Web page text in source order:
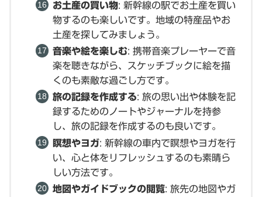
お土産の買い物: 新幹線の駅でお土産を買い
物するのも楽しいです。地域の特産品やお
土産を探してみましょう。
音楽や絵を楽しむ: 携帯音楽プレーヤーで音
楽を聴きながら、スケッチブックに絵を描
くのも素敵な過ごし方です。
旅の記録を作成する: 旅の思い出や体験を記
録するためのノートやジャーナルを持参
し、旅の記録を作成するのも良いです。
瞑想やヨガ: 新幹線の車内で瞑想やヨガを行
い、心と体をリフレッシュするのも素晴ら
しい方法です。
地図やガイドブックの閲覧: 旅先の地図やガ